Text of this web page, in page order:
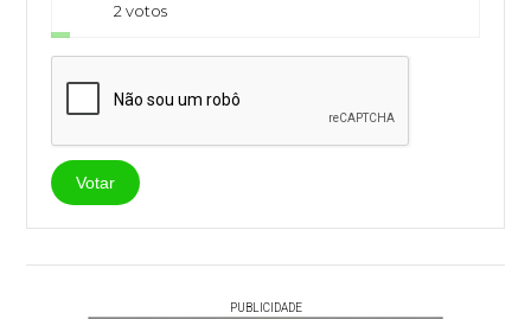
2 votos
Votar
PUBLICIDADE